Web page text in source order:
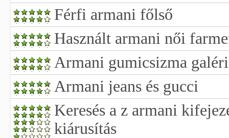
Férfi armani főlső
Használt armani női
Armani gumicsizma
Armani jeans és gucci
Keresés a z armani
kiárusítás